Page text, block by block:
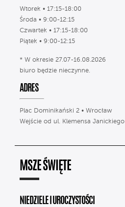
Wtorek • 17:15-18:00
Środa • 9:00-12:15
Czwartek • 17:15-18:00
Piątek • 9:00-12:15
* W okresie 27.07-16.08.2026
biuro będzie nieczynne.
ADRES
Plac Dominikański 2 • Wrocław
Wejście od ul. Klemensa Janickiego
MSZE ŚWIĘTE
NIEDZIELE I UROCZYSTOŚCI